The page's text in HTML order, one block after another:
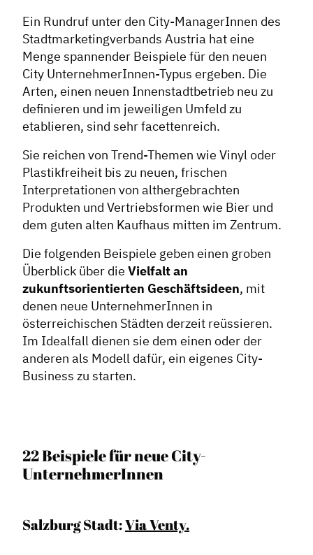
Ein Rundruf unter den City-ManagerInnen des
Stadtmarketingverbands Austria hat eine
Menge spannender Beispiele für den neuen
City UnternehmerInnen-Typus ergeben. Die
Arten, einen neuen Innenstadtbetrieb neu zu
definieren und im jeweiligen Umfeld zu
etablieren, sind sehr facettenreich.
Sie reichen von Trend-Themen wie Vinyl oder
Plastikfreiheit bis zu neuen, frischen
Interpretationen von althergebrachten
Produkten und Vertriebsformen wie Bier und
dem guten alten Kaufhaus mitten im Zentrum.
Die folgenden Beispiele geben einen groben
Überblick über die Vielfalt an
zukunftsorientierten Geschäftsideen, mit
denen neue UnternehmerInnen in
österreichischen Städten derzeit reüssieren.
Im Idealfall dienen sie dem einen oder der
anderen als Modell dafür, ein eigenes City-
Business zu starten.
22 Beispiele für neue City-
UnternehmerInnen
Salzburg Stadt:Via Venty.